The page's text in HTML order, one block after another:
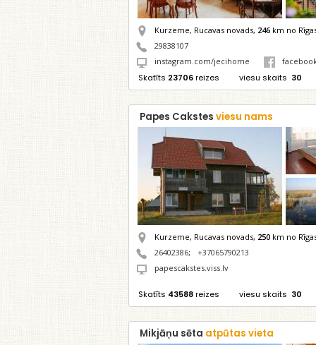
Kurzeme, Rucavas novads, 246 km no
29838107
instagram.com/jecihome
Skatīts 23706reizes viesu skaits 30
Papes Cakstes viesu nams
Kurzeme, Rucavas novads, 250 km no
26402386;
+37065790213
papescakstes.viss.lv
Skatīts 43588reizes viesu skaits 30
Mikjāņu sēta atpūtas vieta